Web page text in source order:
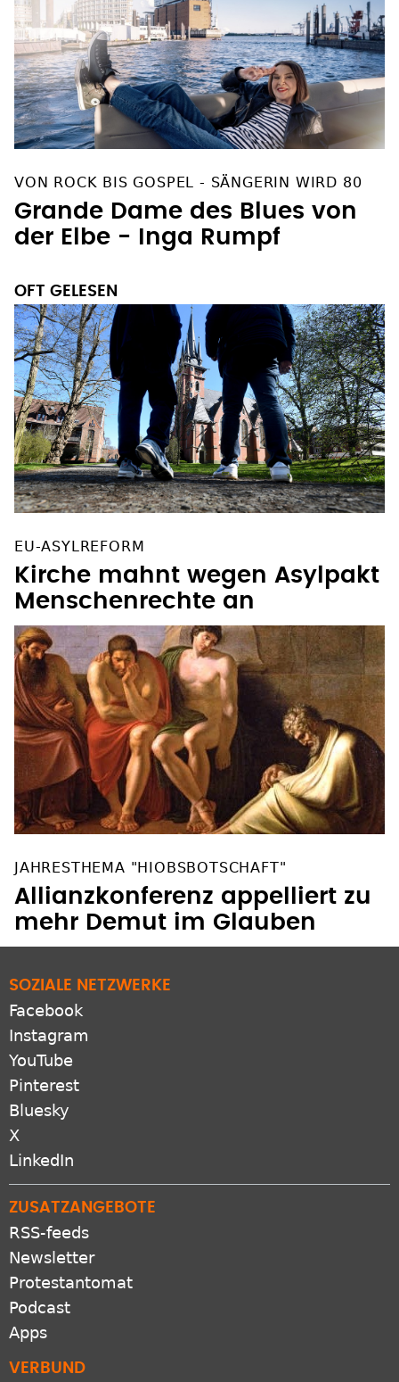
VON ROCK BIS GOSPEL - SÄNGERIN WIRD 80
Grande Dame des Blues von
der Elbe - Inga Rumpf
OFT GELESEN
EU-ASYLREFORM
Kirche mahnt wegen Asylpakt
Menschenrechte an
JAHRESTHEMA "HIOBSBOTSCHAFT"
Allianzkonferenz appelliert zu
mehr Demut im Glauben
SOZIALE NETZWERKE
Facebook
Instagram
YouTube
Pinterest
Bluesky
X
LinkedIn
ZUSATZANGEBOTE
RSS-feeds
Newsletter
Protestantomat
Podcast
Apps
VERBUND